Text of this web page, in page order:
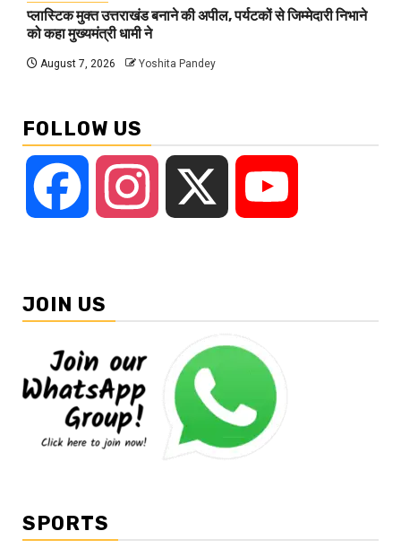
प्लास्टिक मुक्त उत्तराखंड बनाने की अपील, पर्यटकों से जिम्मेदारी निभाने
को कहा मुख्यमंत्री धामी ने
August 7, 2026 Yoshita Pandey
FOLLOW US
Facebook Instagram
JOIN US
SPORTS